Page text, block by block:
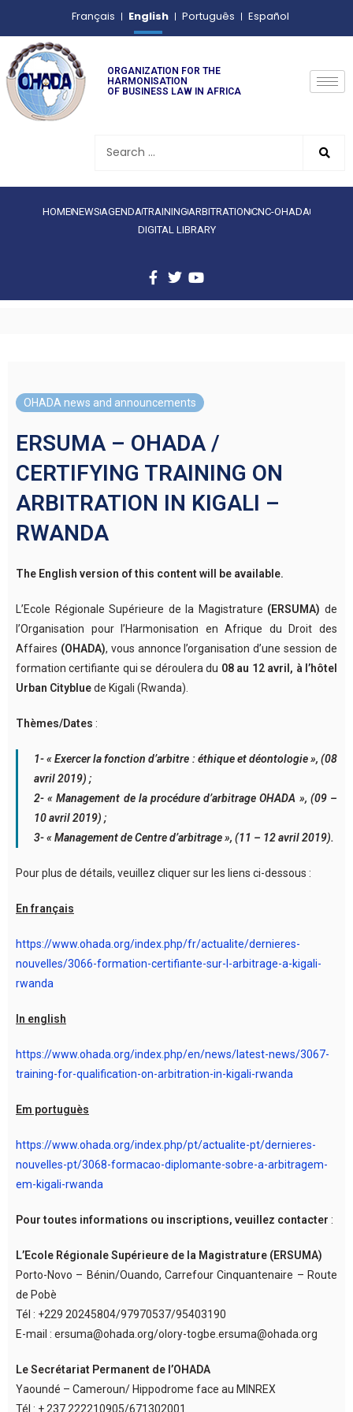
Français English Português Español
ORGANIZATION FOR THE
HARMONISATION
OF BUSINESS LAW IN AFRICA
HOMENEWS AGENDATRAINING ARBITRATIONCNC-OHADA
DIGITAL LIBRARY
OHADA news and announcements
ERSUMA – OHADA /
CERTIFYING TRAINING ON
ARBITRATION IN KIGALI –
RWANDA
The English version of this content will be available.
L’Ecole Régionale Supérieure de la Magistrature (ERSUMA) de
l’Organisation pour l’Harmonisation en Afrique du Droit des
Affaires (OHADA), vous annonce l’organisation d’une session de
formation certifiante qui se déroulera du 08 au 12 avril, à l’hôtel
Urban Citybluede Kigali (Rwanda).
Thèmes/Dates :
1- « Exercer la fonction d’arbitre : éthique et déontologie », (08
avril 2019) ;
2- « Management de la procédure d’arbitrage OHADA », (09 –
10 avril 2019) ;
3- « Management de Centre d’arbitrage », (11 – 12 avril 2019).
Pour plus de détails, veuillez cliquer sur les liens ci-dessous :
En français
https://www.ohada.org/index.php/fr/actualite/dernieres-
nouvelles/3066-formation-certifiante-sur-l-arbitrage-a-kigali-
rwanda
In english
https://www.ohada.org/index.php/en/news/latest-news/3067-
training-for-qualification-on-arbitration-in-kigali-rwanda
Em portuguès
https://www.ohada.org/index.php/pt/actualite-pt/dernieres-
nouvelles-pt/3068-formacao-diplomante-sobre-a-arbitragem-
em-kigali-rwanda
Pour toutes informations ou inscriptions, veuillez contacter :
L’Ecole Régionale Supérieure de la Magistrature (ERSUMA)
Porto-Novo – Bénin/Ouando, Carrefour Cinquantenaire – Route
de Pobè
Tél : +229 20245804/97970537/95403190
E-mail : ersuma@ohada.org/olory-togbe.ersuma@ohada.org
Le Secrétariat Permanent de l’OHADA
Yaoundé – Cameroun/ Hippodrome face au MINREX
Tél : + 237 222210905/671302001